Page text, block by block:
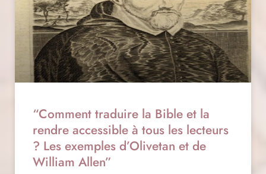
“Comment traduire la Bible et la
rendre accessible à tous les lecteurs
? Les exemples d’Olivetan et de
William Allen”